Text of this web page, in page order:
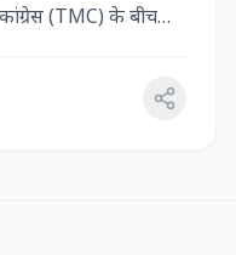
(TMC) के बीच